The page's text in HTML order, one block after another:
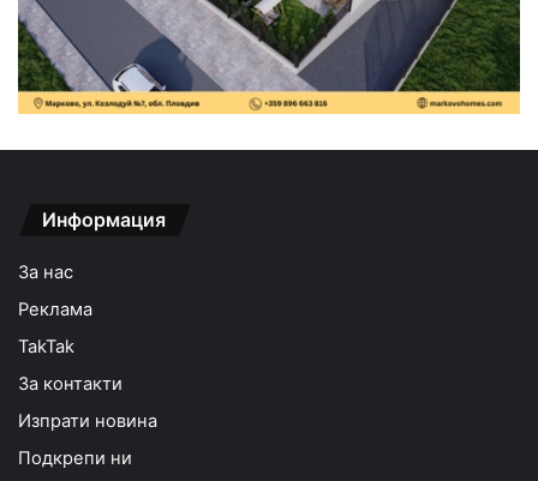
Информация
За нас
Реклама
TakTak
За контакти
Изпрати новина
Подкрепи ни